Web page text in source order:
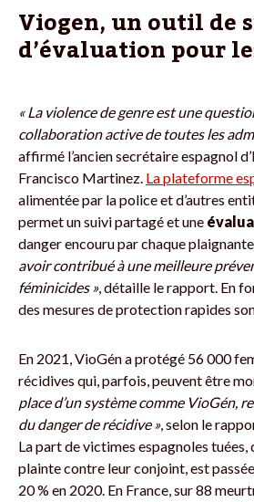
Viogen, un outil de
d’évaluation pour
« La violence de genre est une
collaboration active de toutes les
affirmé l’ancien secrétaire espagnol
Francisco Martinez. La plateforme
alimentée par la police et d’autres
permet un suivi partagé et une
danger encouru par chaque
avoir contribué à une meilleure
féminicides », détaille le rapport. En
des mesures de protection rapides
En 2021, VioGén a protégé 56 000
récidives qui, parfois, peuvent être
place d’un système comme VioGén,
du danger de récidive », selon le
La part de victimes espagnoles
plainte contre leur conjoint, est
20 % en 2020. En France, sur 88